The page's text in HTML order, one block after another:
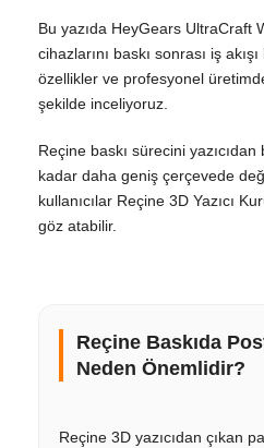
Bu yazıda HeyGears UltraCraft
cihazlarını baskı sonrası iş
özellikler ve profesyonel
şekilde inceliyoruz.
Reçine baskı sürecini
kadar daha geniş çerçevede
kullanıcılar Reçine 3D Yazıcı
göz atabilir.
Reçine Baskıda
Neden Önemlidir?
Reçine 3D yazıcıdan çıkan